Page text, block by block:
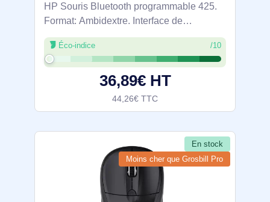
HP Souris Bluetooth programmable 425.
Format: Ambidextre. Interface de
l'appareil: Bluetooth, Résolution en
mouvement: 4000 DPI, Quantité de
boutons programmables: 6, Type Scroll:
Roue. Source
Éco-indice /10
36,89€ HT
44,26€ TTC
En stock
Moins cher que Grosbill Pro